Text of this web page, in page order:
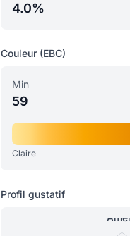
4.0%
Couleur (EBC)
Min
59
Claire
Profil gustatif